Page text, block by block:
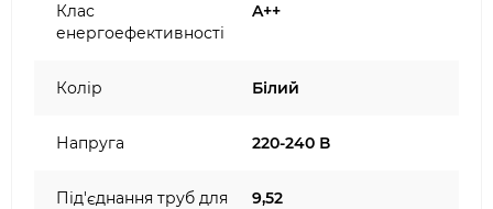
Клас
енергоефективності
A++
Колір Білий
Напруга 220-240 В
Під'єднання труб для
9,52